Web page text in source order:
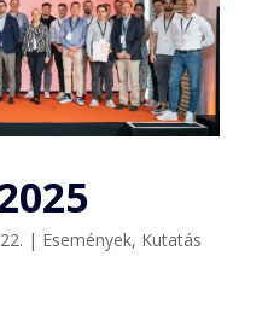
| Események, Kutatás